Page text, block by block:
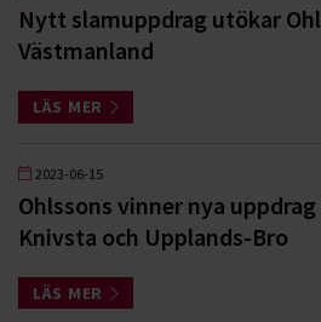
Nytt slamuppdrag utökar
Västmanland
LÄS MER
2023-06-15
Ohlssons vinner nya
Knivsta och Upplands-Bro
LÄS MER